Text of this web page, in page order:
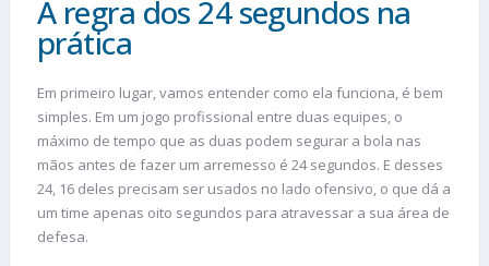
A regra dos 24 segundos na
prática
Em primeiro lugar, vamos entender como ela funciona, é bem
simples. Em um jogo profissional entre duas equipes, o
máximo de tempo que as duas podem segurar a bola nas
mãos antes de fazer um arremesso é 24 segundos. E desses
24, 16 deles precisam ser usados no lado ofensivo, o que dá a
um time apenas oito segundos para atravessar a sua área de
defesa.